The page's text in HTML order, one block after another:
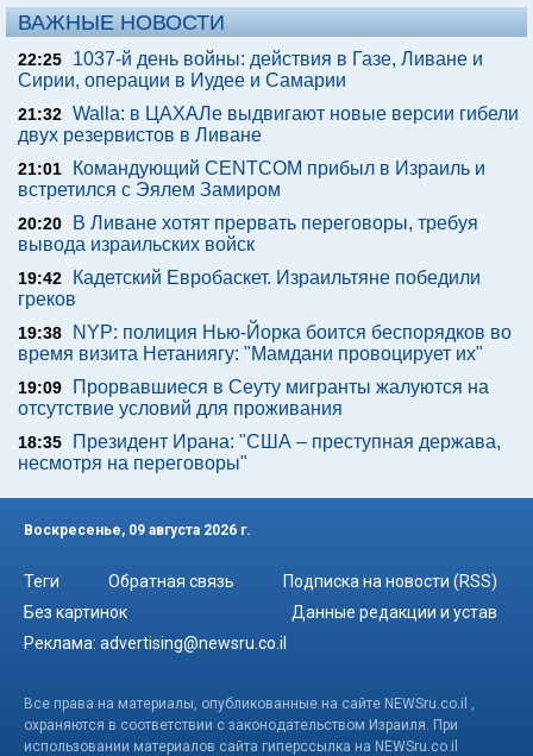
ВАЖНЫЕ НОВОСТИ
22:25
1037-й день войны: действия в Газе, Ливане и
Сирии, операции в Иудее и Самарии
21:32 Walla: в ЦАХАЛе выдвигают новые версии гибели
двух резервистов в Ливане
21:01
Командующий CENTCOM прибыл в Израиль и
встретился с Эялем Замиром
20:20
В Ливане хотят прервать переговоры, требуя
вывода израильских войск
19:42
Кадетский Евробаскет. Израильтяне победили
греков
19:38
NYP: полиция Нью-Йорка боится беспорядков во
время визита Нетаниягу: "Мамдани провоцирует их"
19:09
Прорвавшиеся в Сеуту мигранты жалуются на
отсутствие условий для проживания
18:35
Президент Ирана: "США – преступная держава,
несмотря на переговоры"
Воскресенье, 09 августа 2026 г.
Теги Обратная связь
Подписка на новости (RSS)
Без картинок
Данные редакции и устав
Реклама: advertising@newsru.co.il
Все права на материалы, опубликованные на сайте NEWSru.co.il ,
охраняются в соответствии с законодательством Израиля. При
использовании материалов сайта гиперссылка на NEWSru.co.il